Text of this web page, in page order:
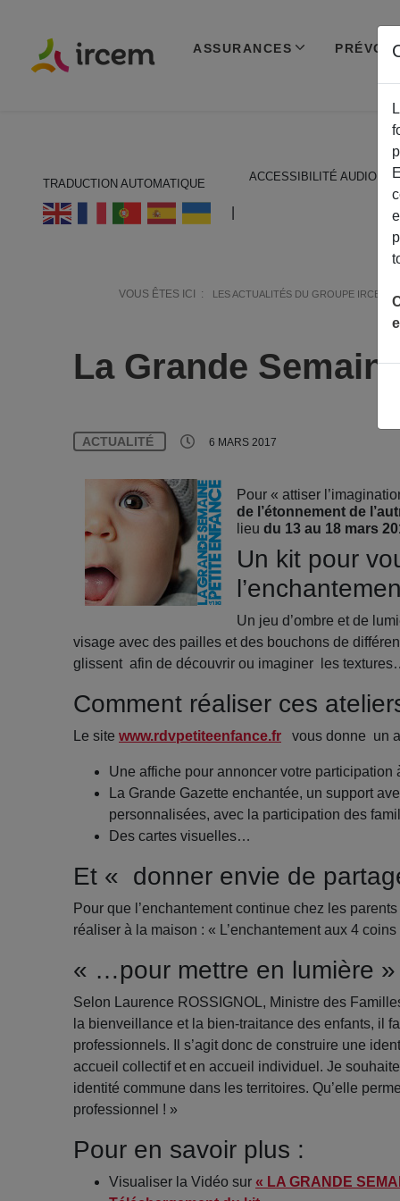
ASSURANCES
TRADUCTION AUTOMATIQUE
ACCESSIBILITÉ AUDIO
VOUS ÊTES ICI : LES ACTUALITÉS DU GROUPE IRCEM
La Grande
ACTUALITÉ 6 MARS 2017
Pour « attiser
de l’étonnement de
lieu du 13 au 18 mars
Un kit pour
Un jeu d’ombre et de
visage avec des pailles et des bouchons de
glissent afin de découvrir ou imaginer les
Comment réaliser ces
Le site www.rdvpetiteenfance.fr vous donne un
Une affiche pour annoncer votre participation
La Grande Gazette enchantée, un support
personnalisées, avec la participation des
Des cartes visuelles…
Et « donner envie de
Pour que l’enchantement continue chez les
réaliser à la maison : « L’enchantement aux 4
« …pour mettre en lumière
Selon Laurence ROSSIGNOL, Ministre des
la bienveillance et la bien-traitance des enfants, il
professionnels. Il s’agit donc de construire une
accueil collectif et en accueil individuel. Je
identité commune dans les territoires. Qu’elle
professionnel ! »
Pour en savoir plus :
Visualiser la Vidéo sur « LA GRANDE